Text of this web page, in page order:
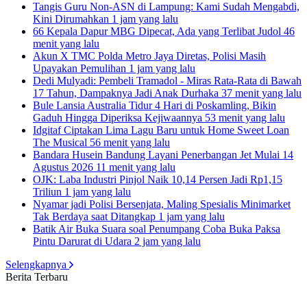
Tangis Guru Non-ASN di Lampung: Kami Sudah Mengabdi,
Kini Dirumahkan 1 jam yang lalu
66 Kepala Dapur MBG Dipecat, Ada yang Terlibat Judol 46
menit yang lalu
Akun X TMC Polda Metro Jaya Diretas, Polisi Masih
Upayakan Pemulihan 1 jam yang lalu
Dedi Mulyadi: Pembeli Tramadol - Miras Rata-Rata di Bawah
17 Tahun, Dampaknya Jadi Anak Durhaka 37 menit yang lalu
Bule Lansia Australia Tidur 4 Hari di Poskamling, Bikin
Gaduh Hingga Diperiksa Kejiwaannya 53 menit yang lalu
Idgitaf Ciptakan Lima Lagu Baru untuk Home Sweet Loan
The Musical 56 menit yang lalu
Bandara Husein Bandung Layani Penerbangan Jet Mulai 14
Agustus 2026 11 menit yang lalu
OJK: Laba Industri Pinjol Naik 10,14 Persen Jadi Rp1,15
Triliun 1 jam yang lalu
Nyamar jadi Polisi Bersenjata, Maling Spesialis Minimarket
Tak Berdaya saat Ditangkap 1 jam yang lalu
Batik Air Buka Suara soal Penumpang Coba Buka Paksa
Pintu Darurat di Udara 2 jam yang lalu
Selengkapnya
Berita Terbaru